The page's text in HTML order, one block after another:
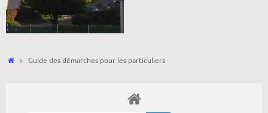
Accueil
Guide des démarches pour les particuliers